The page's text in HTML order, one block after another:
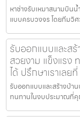
หาช่างรับเหมาสนามบิน
แบบครบวงจร โดยทีมวิ
รับออกแบบและส
สวยงาม แข็งแร
ได้ ปรึกษาเราเลย
รับออกแบบและสร้างบ้า
ทนทานในงบประมาณที่คุ